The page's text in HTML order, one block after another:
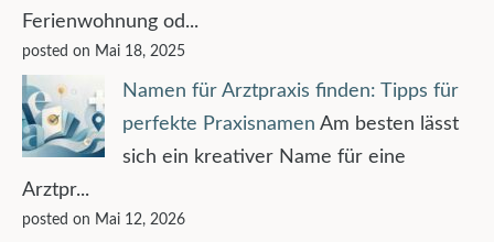
Ferienwohnung od...
posted on Mai 18, 2025
Namen für Arztpraxis finden: Tipps für
perfekte Praxisnamen Am besten lässt
sich ein kreativer Name für eine
Arztpr...
posted on Mai 12, 2026